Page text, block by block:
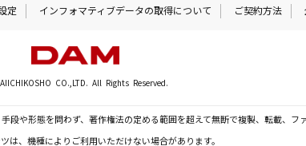
定 インフォマティブデータの取得について ご契約方法
CO.,LTD. All Rights Reserved.
段や形態を問わず、著作権法の定める範囲を超えて無断で複製、転載、フ
は、機種によりご利用いただけない場合があります。